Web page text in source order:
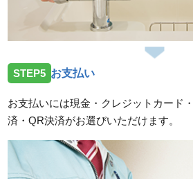
STEP5 お支払い
お支払いには現金・クレジットカード
済・QR決済がお選びいただけます。